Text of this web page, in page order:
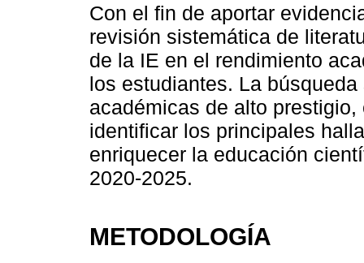
Con el fin de aportar
revisión sistemática de
de la IE en el rendimiento
los estudiantes. La
académicas de alto
identificar los principales
enriquecer la educación
2020-2025.
METODOLOGÍA